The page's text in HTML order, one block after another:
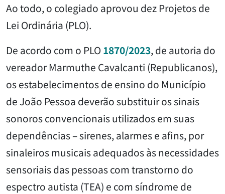
Ao todo, o colegiado aprovou dez Projetos de
Lei Ordinária (PLO).
De acordo com o PLO 1870/2023, de autoria do
vereador Marmuthe Cavalcanti (Republicanos),
os estabelecimentos de ensino do Município
de João Pessoa deverão substituir os sinais
sonoros convencionais utilizados em suas
dependências – sirenes, alarmes e afins, por
sinaleiros musicais adequados às necessidades
sensoriais das pessoas com transtorno do
espectro autista (TEA) e com síndrome de